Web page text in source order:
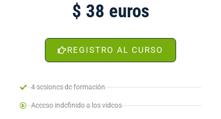
$ 38 euros
REGISTRO AL CURSO
4 sesiones de formación
Acceso indefinido a los videos